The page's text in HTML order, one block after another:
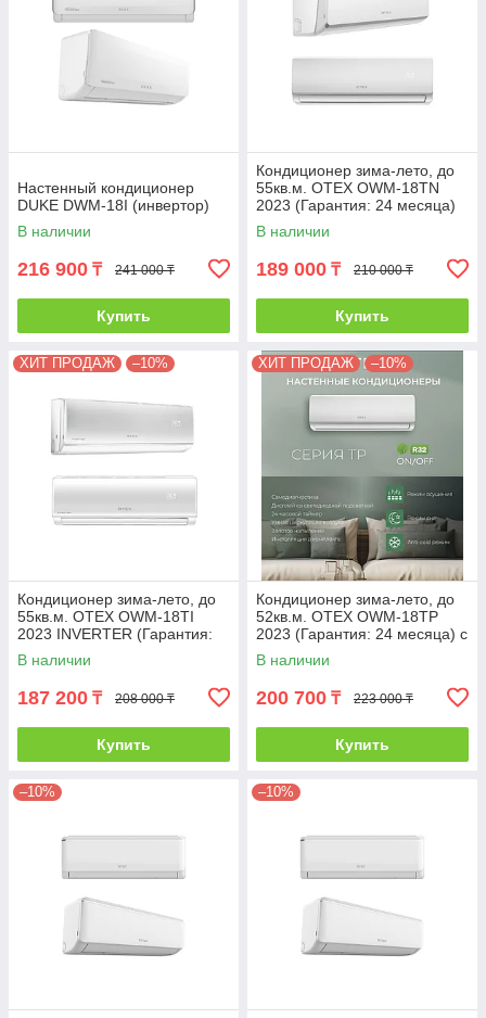
Настенный кондиционер
DUKE DWM-18I (инвертор)
В наличии
216 900 ₸ 241 000 ₸
Купить
Кондиционер зима-лето, до
55кв.м. OTEX OWM-18TN
2023 (Гарантия: 24 месяца)
без инсталляции
В наличии
189 000 ₸ 210 000 ₸
Купить
ХИТ ПРОДАЖ –10%
Кондиционер зима-лето, до
55кв.м. OTEX OWM-18TI
2023 INVERTER (Гарантия:
24 месяца) с инсталляцией
В наличии
187 200 ₸ 208 000 ₸
Купить
ХИТ ПРОДАЖ –10%
Кондиционер зима-лето, до
52кв.м. OTEX OWM-18TP
2023 (Гарантия: 24 месяца) с
инсталляцией
В наличии
200 700 ₸ 223 000 ₸
Купить
–10% –10%